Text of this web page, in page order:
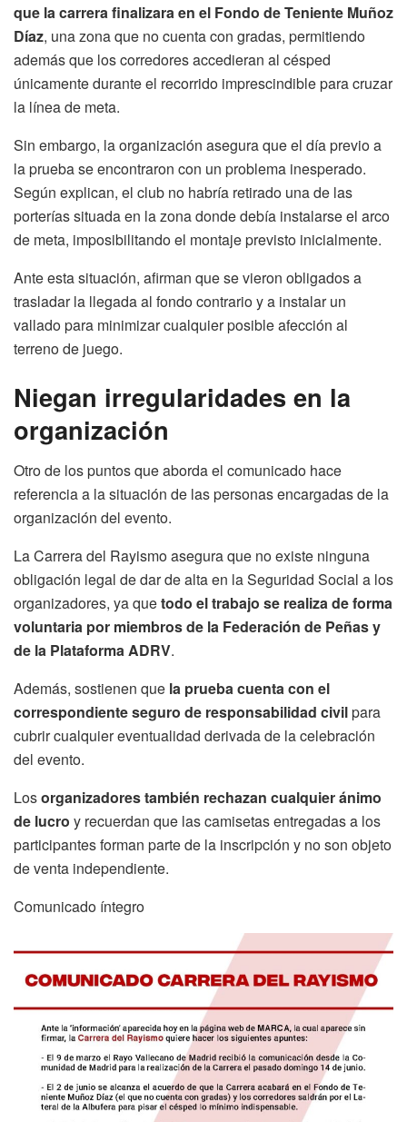
que la carrera finalizara en el Fondo de Teniente Muñoz
Díaz, una zona que no cuenta con gradas, permitiendo
además que los corredores accedieran al césped
únicamente durante el recorrido imprescindible para cruzar
la línea de meta.
Sin embargo, la organización asegura que el día previo a
la prueba se encontraron con un problema inesperado.
Según explican, el club no habría retirado una de las
porterías situada en la zona donde debía instalarse el arco
de meta, imposibilitando el montaje previsto inicialmente.
Ante esta situación, afirman que se vieron obligados a
trasladar la llegada al fondo contrario y a instalar un
vallado para minimizar cualquier posible afección al
terreno de juego.
Niegan irregularidades en la
organización
Otro de los puntos que aborda el comunicado hace
referencia a la situación de las personas encargadas de la
organización del evento.
La Carrera del Rayismo asegura que no existe ninguna
obligación legal de dar de alta en la Seguridad Social a los
organizadores, ya quetodo el trabajo se realiza de forma
voluntaria por miembros de la Federación de Peñas y
de la Plataforma ADRV.
Además, sostienen que la prueba cuenta con el
correspondiente seguro de responsabilidad civilpara
cubrir cualquier eventualidad derivada de la celebración
del evento.
Losorganizadores también rechazan cualquier ánimo
de lucro y recuerdan que las camisetas entregadas a los
participantes forman parte de la inscripción y no son objeto
de venta independiente.
Comunicado íntegro